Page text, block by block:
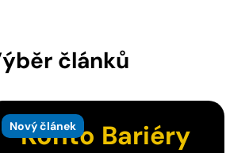
článků
Nový článek
Konto Bariéry